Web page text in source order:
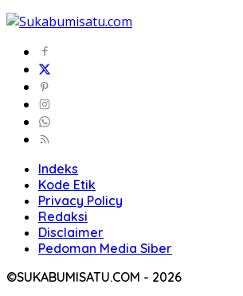
Indeks
Kode Etik
Privacy Policy
Redaksi
Disclaimer
Pedoman Media Siber
©SUKABUMISATU.COM - 2026